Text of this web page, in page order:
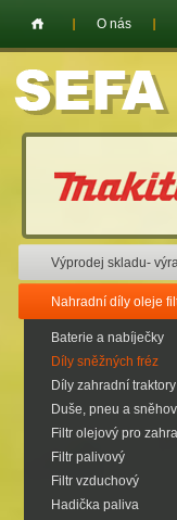
O nás
Výprodej skladu-
Nahradní díly oleje
Baterie a nabíječky
Díly sněžných fréz
Díly zahradní traktory
Duše, pneu a
Filtr olejový pro
Filtr palivový
Filtr vzduchový
Hadička paliva